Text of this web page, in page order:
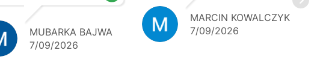
freuen uns auf weitere
gemeinsame
Transporte. Klare
Empfehlung – 5 Sterne!
MUBARKA BAJWA
7/09/2026
MARCIN KOWALCZYK
7/09/2026